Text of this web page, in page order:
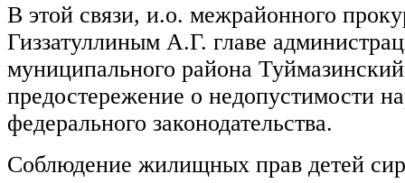
В этой связи, и.о. межрайонного
Гиззатуллиным А.Г. главе
муниципального района
предостережение о недопустимости
федерального законодательства.
Соблюдение жилищных прав детей